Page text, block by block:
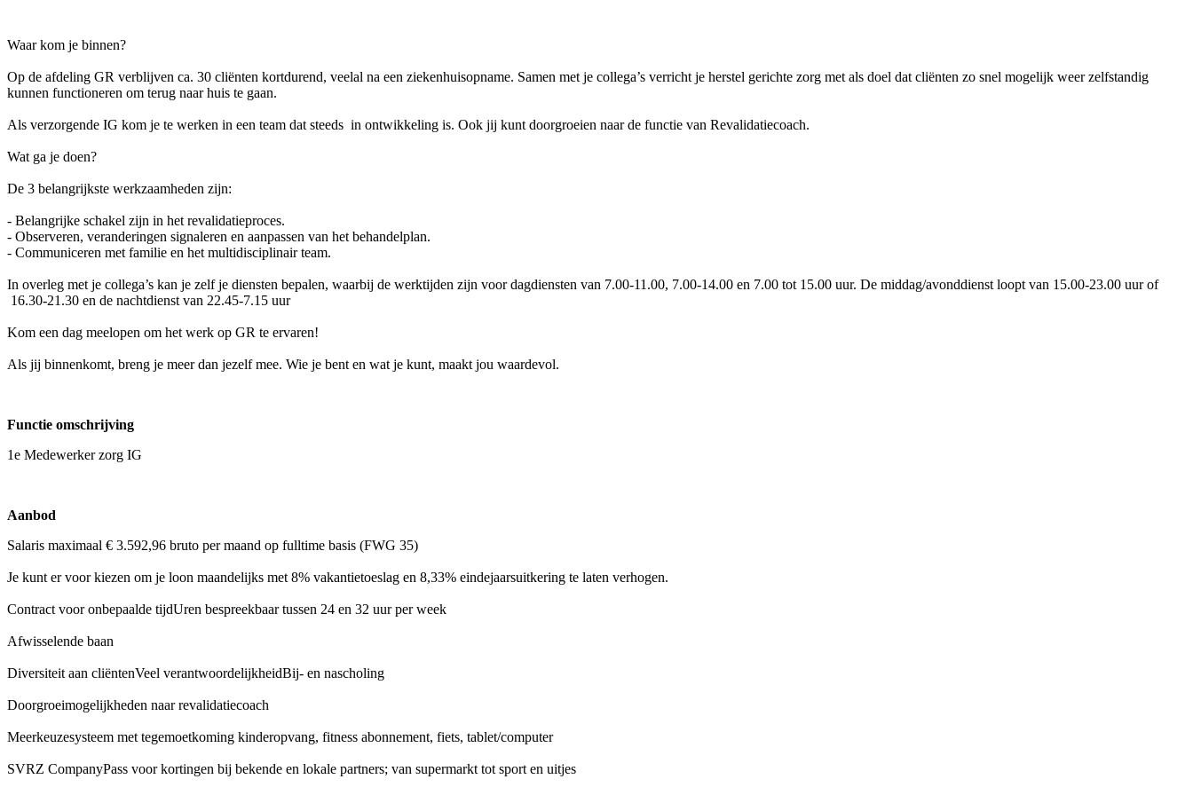
Waar kom je binnen?
Op de afdeling GR verblijven ca. 30 cliënten kortdurend, veelal na een ziekenhuisopname. Samen met je collega’s verricht je herstel gerichte zorg met als doel dat cliënten zo snel mogelijk weer zelfstandig
kunnen functioneren om terug naar huis te gaan.
Als verzorgende IG kom je te werken in een team dat steeds in ontwikkeling is. Ook jij kunt doorgroeien naar de functie van Revalidatiecoach.
Wat ga je doen?
De 3 belangrijkste werkzaamheden zijn:
- Belangrijke schakel zijn in het revalidatieproces.
- Observeren, veranderingen signaleren en aanpassen van het behandelplan.
- Communiceren met familie en het multidisciplinair team.
In overleg met je collega’s kan je zelf je diensten bepalen, waarbij de werktijden zijn voor dagdiensten van 7.00-11.00, 7.00-14.00 en 7.00 tot 15.00 uur. De middag/avonddienst loopt van 15.00-23.00 uur of
16.30-21.30 en de nachtdienst van 22.45-7.15 uur
Kom een dag meelopen om het werk op GR te ervaren!
Als jij binnenkomt, breng je meer dan jezelf mee. Wie je bent en wat je kunt, maakt jou waardevol.
Functie omschrijving
1e Medewerker zorg IG
Aanbod
Salaris maximaal € 3.592,96 bruto per maand op fulltime basis (FWG 35)
Je kunt er voor kiezen om je loon maandelijks met 8% vakantietoeslag en 8,33% eindejaarsuitkering te laten verhogen.
Contract voor onbepaalde tijdUren bespreekbaar tussen 24 en 32 uur per week
Afwisselende baan
Diversiteit aan cliëntenVeel verantwoordelijkheidBij- en nascholing
Doorgroeimogelijkheden naar revalidatiecoach
Meerkeuzesysteem met tegemoetkoming kinderopvang, fitness abonnement, fiets, tablet/computer
SVRZ CompanyPass voor kortingen bij bekende en lokale partners; van supermarkt tot sport en uitjes